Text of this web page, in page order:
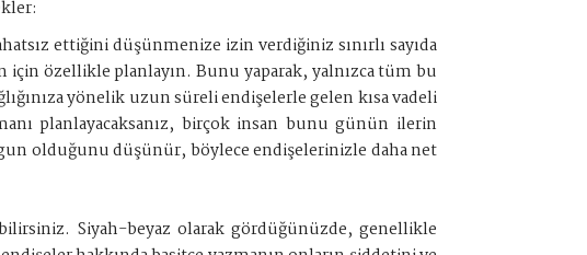
ettiğini düşünmenize izin verdiğiniz sınırlı sayıda
özellikle planlayın. Bunu yaparak, yalnızca tüm bu
yönelik uzun süreli endişelerle gelen kısa vadeli
planlayacaksanız, birçok insan bunu günün ilerin
olduğunu düşünür, böylece endişelerinizle daha net
Siyah-beyaz olarak gördüğünüzde, genellikle